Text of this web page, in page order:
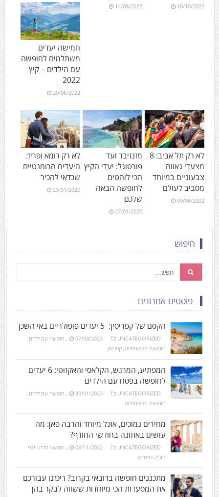
18/10/2022
14/08/2022
חמישה יעדים
משתלמים לחופשה
עם הילדים – קיץ
2022
20/06/2022
לא רק תל אביב: 8
מצעדי גאווה
צבעוניים במיוחד
מסביב לעולם
09/06/2022
מזנזיבר ועד
פורטוגל: יעדי הקיץ
הכי לוהטים
לחופשה הבאה
שלכם
27/01/2020
לא רק רומא ופריז:
היעדים הרומנטיים
שכדאי להכיר
23/01/2020
חיפוש
פוסטים אחרונים
הקסם של קפריסין: 5 יעדים פופולריים באי השכן
07/03/2023 UNCATEGORIZED
, חופשה עם ילדים,
חופשות משפחתיות, קפריסין
המפתיע, המרגש, הקלאסי והאקזוטי: 6 יעדים
לחופשה בפסח עם הילדים
30/01/2023 UNCATEGORIZED
, חופשה עם ילדים,
חופשות משפחתיות
מחירים נמוכים, אוכל מיוחד והרבה פאן: מה
עושים באתונה בחודשי החורף?
06/11/2022 UNCATEGORIZED
, חופשה זולה, יעדי
חורף, כריסמס
מתכננים חופשה בדובאי בקרוב? ריכזנו עבורכם
את המסעדות הכי מיוחדות ששווה לבקר בהן